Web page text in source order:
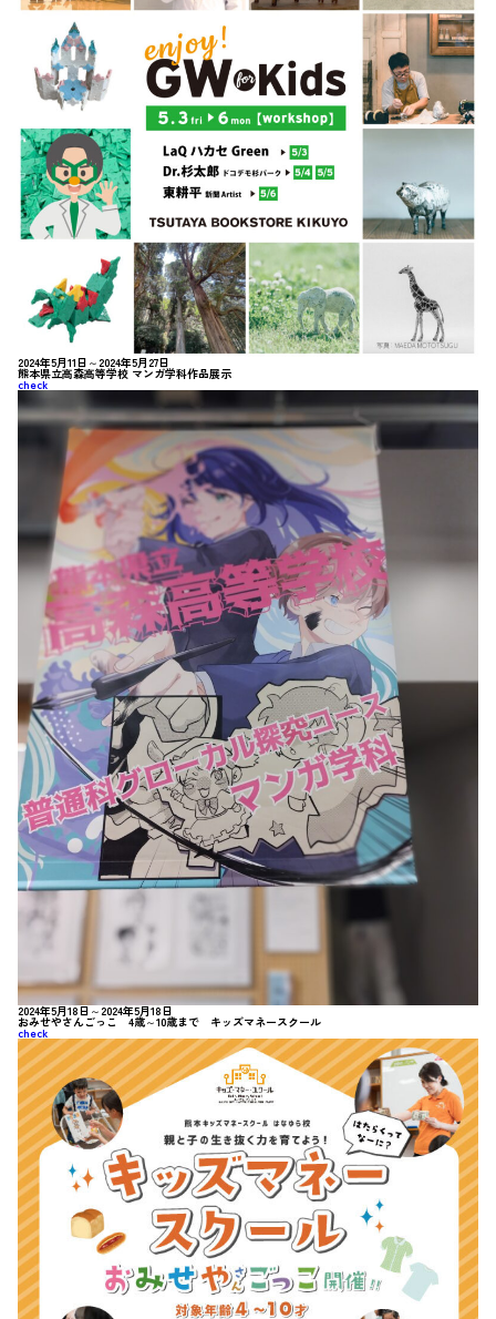
2024年5月11日～2024年5月27日
熊本県立高森高等学校 マンガ学科作品展示
check
2024年5月18日～2024年5月18日
おみせやさんごっこ 4歳～10歳まで キッズマネースクール
check